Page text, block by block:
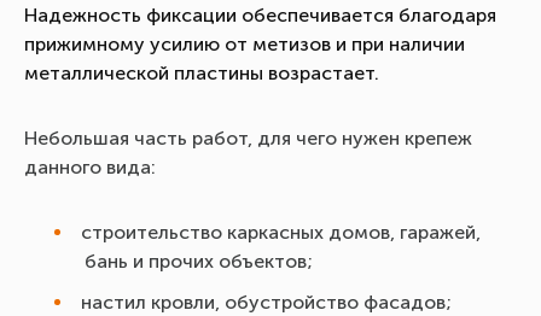
Надежность фиксации обеспечивается благодаря
прижимному усилию от метизов и при наличии
металлической пластины возрастает.
Небольшая часть работ, для чего нужен крепеж
данного вида:
строительство каркасных домов, гаражей,
бань и прочих объектов;
настил кровли, обустройство фасадов;